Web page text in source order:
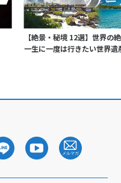
【絶景・秘境 12選】世界の
一生に一度は行きたい世界遺